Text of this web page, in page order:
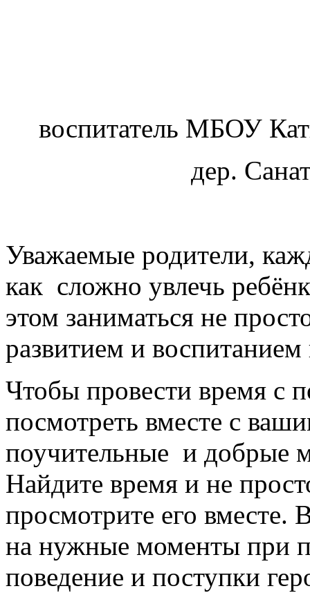
воспитатель МБОУ
дер.
Уважаемые родители,
как сложно увлечь
этом заниматься не
развитием и
Чтобы провести время с
посмотреть вместе с
поучительные и добрые
Найдите время и не
просмотрите его вместе.
на нужные моменты при
поведение и поступки